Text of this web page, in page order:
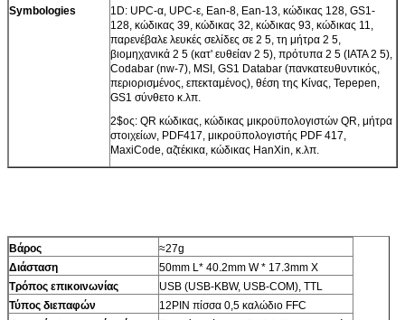
Symbologies
1D: UPC-α, UPC-ε, Ean-8, Ean-13, κώδικας 128, GS1-
128, κώδικας 39, κώδικας 32, κώδικας 93, κώδικας 11,
παρενέβαλε λευκές σελίδες σε 2 5, τη μήτρα 2 5,
βιομηχανικά 2 5 (κατ' ευθείαν 2 5), πρότυπα 2 5 (IATA 2 5),
Codabar (nw-7), MSI, GS1 Databar (πανκατευθυντικός,
περιορισμένος, επεκταμένος), θέση της Κίνας, Tepepen,
GS1 σύνθετο κ.λπ.
2$ος: QR κώδικας, κώδικας μικροϋπολογιστών QR, μήτρα
στοιχείων, PDF417, μικροϋπολογιστής PDF 417,
MaxiCode, αζτέκικα, κώδικας HanXin, κ.λπ.
Βάρος
≈27g
Διάσταση
50mm L* 40.2mm W * 17.3mm Χ
Τρόπος επικοινωνίας
USB (USB-KBW, USB-COM), TTL
Τύπος διεπαφών
12PIN πίσσα 0,5 καλώδιο FFC